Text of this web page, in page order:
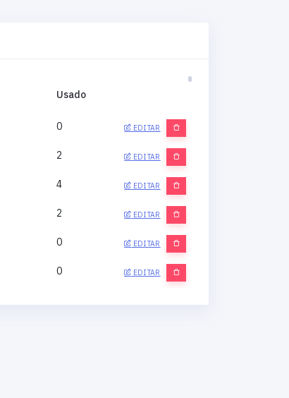
Usado
0 EDITAR
2 EDITAR
4 EDITAR
2 EDITAR
0 EDITAR
0 EDITAR